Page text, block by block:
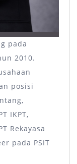
pada
2010.
posisi
IKPT,
Rekayasa
pada PSIT